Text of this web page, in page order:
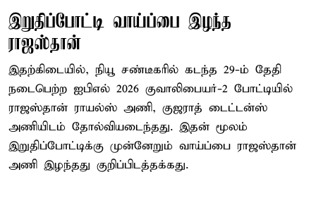
இறுதிப்போட்டி வாய்ப்பை இழந்த
ராஜஸ்தான்
இதற்கிடையில், நியூ சண்டீகரில் கடந்த 29-ம் தேதி
நடைபெற்ற ஐபிஎல் 2026 குவாலிபையர்-2 போட்டியில்
ராஜஸ்தான் ராயல்ஸ் அணி, குஜராத் டைட்டன்ஸ்
அணியிடம் தோல்வியடைந்தது. இதன் மூலம்
இறுதிப்போட்டிக்கு முன்னேறும் வாய்ப்பை ராஜஸ்தான்
அணி இழந்தது குறிப்பிடத்தக்கது.